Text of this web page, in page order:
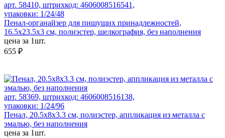
арт. 58410, штрихкод: 4606008516541,
упаковки: 1/24/48
Пенал-органайзер для пишущих принадлежностей,
16.5х23.5х3 см, полиэстер, шелкография, без наполнения
цена за 1шт.
655 ₽
арт. 58369, штрихкод: 4606008516138,
упаковки: 1/24/96
Пенал, 20.5x8x3.3 см, полиэстер, аппликация из металла с
эмалью, без наполнения
цена за 1шт.